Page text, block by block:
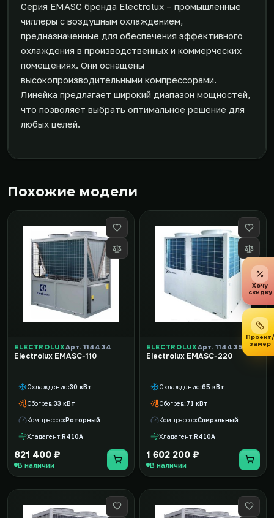
Серия EMASC бренда Electrolux – промышленные
чиллеры с воздушным охлаждением,
предназначенные для обеспечения эффективного
охлаждения в производственных и коммерческих
помещениях. Они оснащены
высокопроизводительными компрессорами.
Линейка предлагает широкий диапазон мощностей,
что позволяет выбрать оптимальное решение для
любых целей.
Похожие модели
ELECTROLUXАрт. 114434
Electrolux EMASC-110
Охлаждение 30 кВт
Обогрев 33 кВт
Компрессор Роторный
Хладагент R410A
821 400 ₽
В наличии
ELECTROLUXАрт. 114435
Electrolux EMASC-220
Охлаждение 65 кВт
Обогрев 71 кВт
Компрессор Спиральный
Хладагент R410A
1 602 200 ₽
В наличии
Хочу
скидку
Проект/
замер